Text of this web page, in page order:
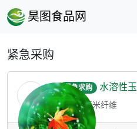
昊图食品网
紧急采购
紧急求购 水溶性
水溶性玉米纤维